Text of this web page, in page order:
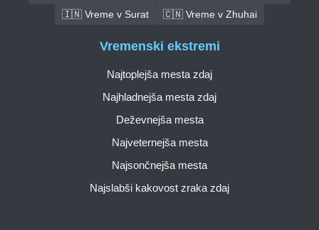
🇮🇳 Vreme v Surat
🇨🇳 Vreme v Zhuhai
Vremenski ekstremi
Najtoplejša mesta zdaj
Najhladnejša mesta zdaj
Deževnejša mesta
Najveternejša mesta
Najsončnejša mesta
Najslabši kakovost zraka zdaj